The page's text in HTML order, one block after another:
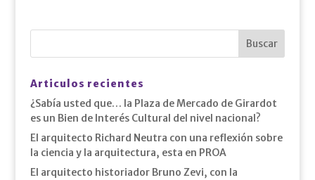
Articulos recientes
¿Sabía usted que… la Plaza de Mercado de Girardot
es un Bien de Interés Cultural del nivel nacional?
El arquitecto Richard Neutra con una reflexión sobre
la ciencia y la arquitectura, esta en PROA
El arquitecto historiador Bruno Zevi, con la